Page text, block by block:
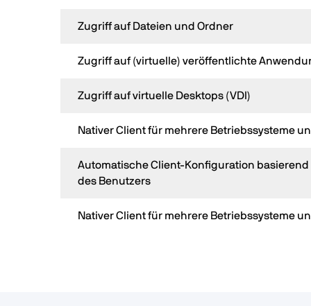
Zugriff auf Dateien und Ordner
Zugriff auf (virtuelle) veröffentlichte
Zugriff auf virtuelle Desktops (VDI)
Nativer Client für mehrere Betriebssysteme
Automatische Client-Konfiguration
des Benutzers
Nativer Client für mehrere Betriebssysteme